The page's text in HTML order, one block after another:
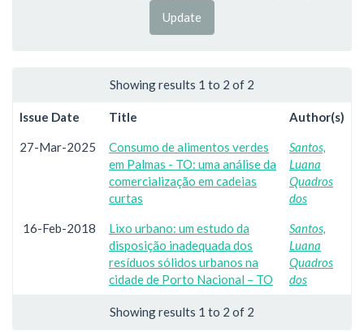
Showing results 1 to 2 of 2
Issue Date Title Author(s)
27-Mar-2025
Consumo de alimentos verdes
em Palmas - TO: uma análise da
comercialização em cadeias
curtas
Santos,
Luana
Quadros
dos
16-Feb-2018
Lixo urbano: um estudo da
disposição inadequada dos
resíduos sólidos urbanos na
cidade de Porto Nacional – TO
Santos,
Luana
Quadros
dos
Showing results 1 to 2 of 2